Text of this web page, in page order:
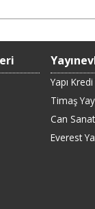
Yapı Kredi
Timaş
Can Sanat
Everest